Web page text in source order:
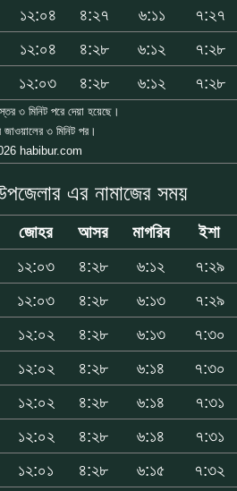
১২:০৪ ৪:২৭ ৬:১১
৭:২৭
১২:০৪ ৪:২৮ ৬:১২
৭:২৮
১২:০৩ ৪:২৮ ৬:১২ ৭:২৮
৩ মিনিট পরে দেয়া হয়েছে।
৩ মিনিট পর।
habibur.com
এর নামাজের সময়
জোহর আসর মাগরিব
ইশা
১২:০৩ ৪:২৮ ৬:১২
৭:২৯
১২:০৩ ৪:২৮ ৬:১৩
৭:২৯
১২:০২ ৪:২৮ ৬:১৩
৭:৩০
১২:০২ ৪:২৮ ৬:১৪
৭:৩০
১২:০২ ৪:২৮ ৬:১৪
৭:৩১
১২:০২ ৪:২৮ ৬:১৪
৭:৩১
১২:০১ ৪:২৮ ৬:১৫
৭:৩২